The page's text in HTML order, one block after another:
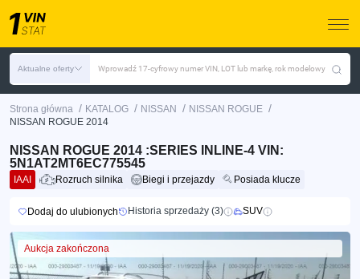
Aktualne oferty Wprowadź 17-cyfrowy numer VIN, LOT lub markę, rok modelowy
Strona główna / KATALOG / NISSAN / NISSAN ROGUE /
NISSAN ROGUE 2014
NISSAN ROGUE 2014 :SERIES INLINE-4 VIN:
5N1AT2MT6EC775545
IAAI Rozruch silnika Biegi i przejazdy Posiada klucze
Dodaj do ulubionych Historia sprzedaży (3) SUV
Aukcja zakończona